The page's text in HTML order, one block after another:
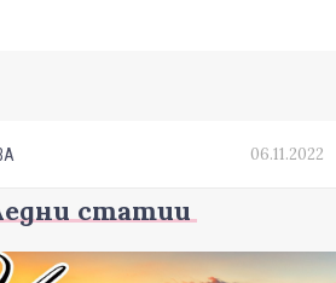
06.11.2022
статии